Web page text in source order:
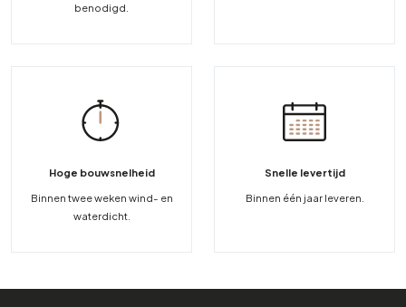
benodigd.
Hoge bouwsnelheid
Binnen twee weken wind- en
waterdicht.
Snelle levertijd
Binnen één jaar leveren.